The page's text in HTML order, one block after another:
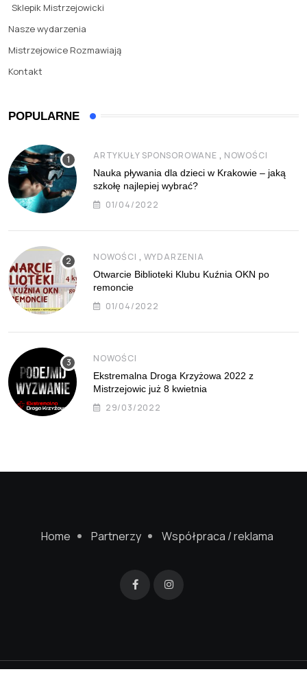
Sklepik Mistrzejowicki
Nasze wydarzenia
Mistrzejowice Rozmawiają
Kontakt
POPULARNE
ARTYKUŁY SPONSOROWANE , NOWOŚCI
Nauka pływania dla dzieci w Krakowie – jaką
szkołę najlepiej wybrać?
01/04/2022
NOWOŚCI , WYDARZENIA
Otwarcie Biblioteki Klubu Kuźnia OKN po
remoncie
01/04/2022
NOWOŚCI
Ekstremalna Droga Krzyżowa 2022 z
Mistrzejowic już 8 kwietnia
29/03/2022
Home Partnerzy Współpraca / reklama